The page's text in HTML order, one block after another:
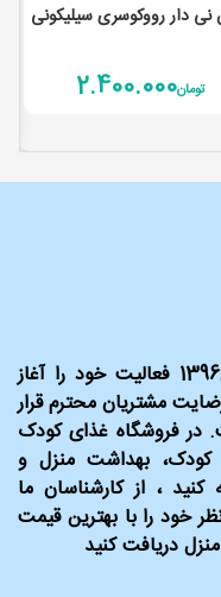
نی دار رووکوسری سیلیکونی
تومان2.400.000
فروشگاه اینترنتی غذای کودک از سال1396 فعالیت خود را آغاز
مشتریان محترم قرار
در فروشگاه غذای کودک
کودک، بهداشت منزل و
کنید ، از کارشناسان ما
خود را با بهترین قیمت
دریافت کنید